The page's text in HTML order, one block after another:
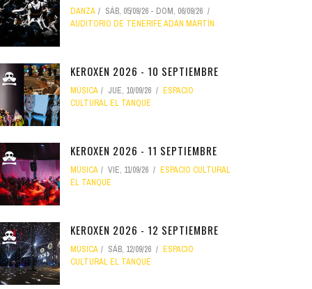
DANZA SÁB, 05/09/26 - DOM, 06/09/26
AUDITORIO DE TENERIFE ADÁN MARTÍN
KEROXEN 2026 - 10 SEPTIEMBRE
MÚSICA JUE, 10/09/26
ESPACIO
CULTURAL EL TANQUE
KEROXEN 2026 - 11 SEPTIEMBRE
MÚSICA VIE, 11/09/26
ESPACIO CULTURAL
EL TANQUE
KEROXEN 2026 - 12 SEPTIEMBRE
MÚSICA SÁB, 12/09/26
ESPACIO
CULTURAL EL TANQUE